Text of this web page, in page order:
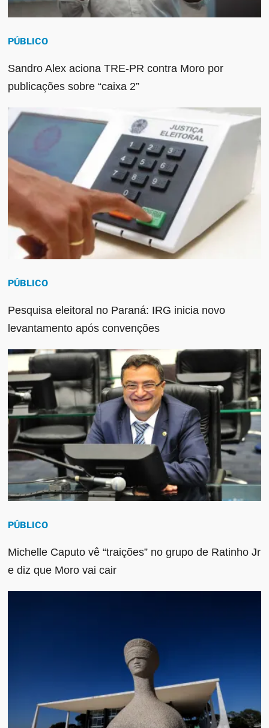
PÚBLICO
Sandro Alex aciona TRE-PR contra Moro por
publicações sobre “caixa 2”
PÚBLICO
Pesquisa eleitoral no Paraná: IRG inicia novo
levantamento após convenções
PÚBLICO
Michelle Caputo vê “traições” no grupo de Ratinho Jr
e diz que Moro vai cair